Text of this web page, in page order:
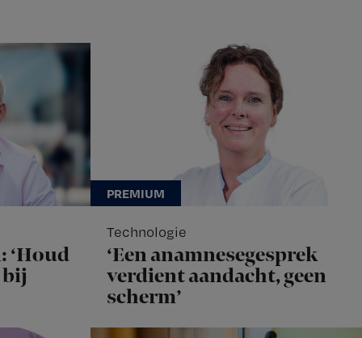
‘Houd
bij
Technologie
‘Een anamnesegesprek
verdient aandacht, geen
scherm’